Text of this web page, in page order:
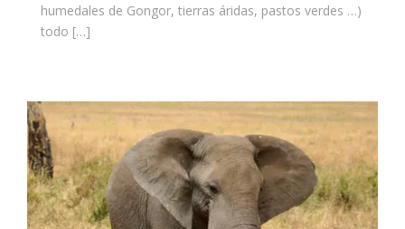
humedales de Gongor, tierras áridas, pastos verdes …)
todo […]